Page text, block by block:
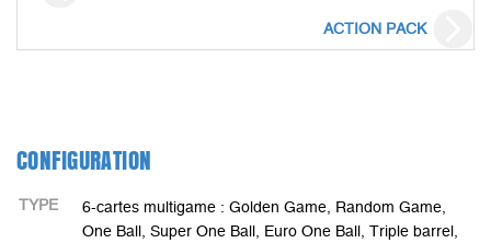
ACTION PACK
CONFIGURATION
TYPE
6-cartes multigame : Golden Game, Random Game,
One Ball, Super One Ball, Euro One Ball, Triple barrel,